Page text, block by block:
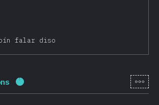
oín falar diso
Porcentaxe completado: 95.5% (
[gl-